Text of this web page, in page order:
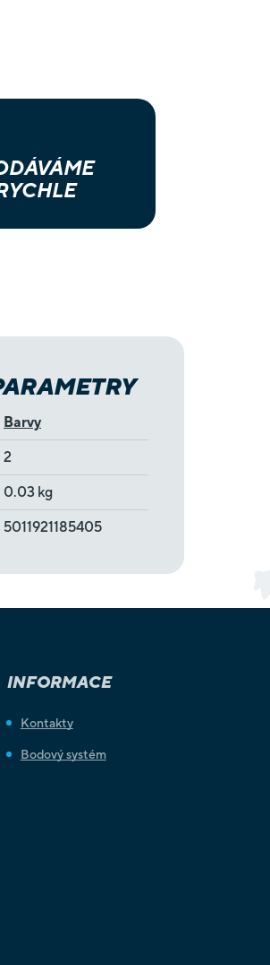
Barvy
2
0.03 kg
5011921185405
INFORMACE
Kontakty
Bodový systém